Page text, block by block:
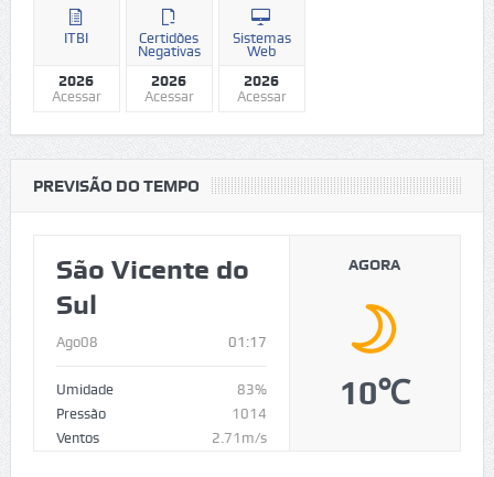
ITBI
2026
Acessar
Certidões
Negativas
2026
Acessar
Sistemas
Web
2026
Acessar
PREVISÃO DO TEMPO
São Vicente do
Sul
Ago08 01:17
Umidade
83%
Pressão
1014
Ventos
2.71m/s
AGORA
10℃